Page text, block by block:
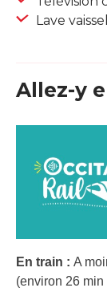
Lave
Allez-y
En train : A
(environ 26 min